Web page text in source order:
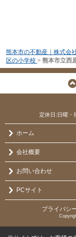
熊本市の不動産｜株式会
区の小学校 > 熊本市立西
定休日:日曜・
ホーム
会社概要
お問い合わせ
PCサイト
プライバシ